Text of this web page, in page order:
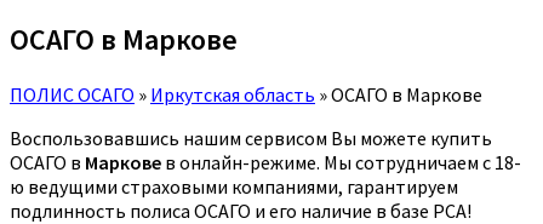
ОСАГО в Маркове
ПОЛИС ОСАГО » Иркутская область »ОСАГО в Маркове
Воспользовавшись нашим сервисом Вы можете купить
ОСАГО в Маркове в онлайн-режиме. Мы сотрудничаем с 18-
ю ведущими страховыми компаниями, гарантируем
подлинность полиса ОСАГО и его наличие в базе РСА!